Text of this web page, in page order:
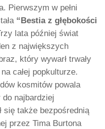
Pierwszym w pełni
“Bestia z głębokości
lata później świat
z największych
który wywarł trwały
całej popkulturze.
kosmitów powala
najbardziej
się także bezpośrednią
przez Tima Burtona